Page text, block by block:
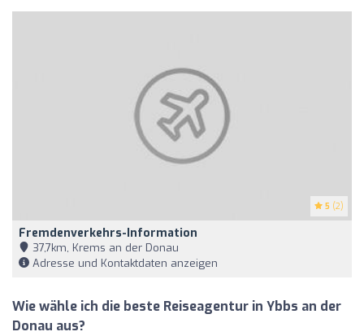
5 (2)
Fremdenverkehrs-Information
37,7km, Krems an der Donau
Adresse und Kontaktdaten anzeigen
Wie wähle ich die beste Reiseagentur in Ybbs an der
Donau aus?